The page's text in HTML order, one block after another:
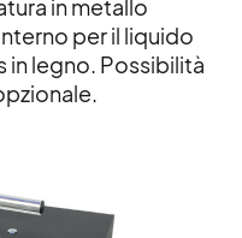
in metallo
per il liquido
in legno. Possibilità